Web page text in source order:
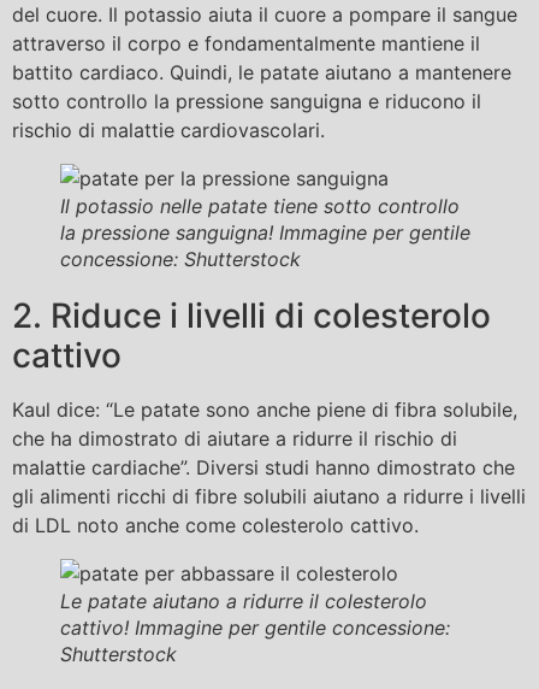
del cuore. Il potassio aiuta il cuore a pompare il sangue
attraverso il corpo e fondamentalmente mantiene il
battito cardiaco. Quindi, le patate aiutano a mantenere
sotto controllo la pressione sanguigna e riducono il
rischio di malattie cardiovascolari.
Il potassio nelle patate tiene sotto controllo
la pressione sanguigna! Immagine per gentile
concessione: Shutterstock
2. Riduce i livelli di colesterolo
cattivo
Kaul dice: “Le patate sono anche piene di fibra solubile,
che ha dimostrato di aiutare a ridurre il rischio di
malattie cardiache”. Diversi studi hanno dimostrato che
gli alimenti ricchi di fibre solubili aiutano a ridurre i livelli
di LDL noto anche come colesterolo cattivo.
Le patate aiutano a ridurre il colesterolo
cattivo! Immagine per gentile concessione:
Shutterstock